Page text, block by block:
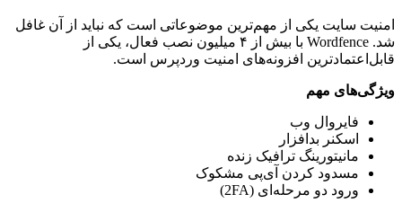
امنیت سایت یکی از مهم‌ترین موضوعاتی است که نباید از آن غافل
شد. Wordfence با بیش از ۴ میلیون نصب فعال، یکی از
قابل‌اعتمادترین افزونه‌های امنیت وردپرس است.
ویژگی‌های مهم
فایروال وب
اسکنر بدافزار
مانیتورینگ ترافیک زنده
مسدود کردن آی‌پی مشکوک
ورود دو مرحله‌ای (2FA)